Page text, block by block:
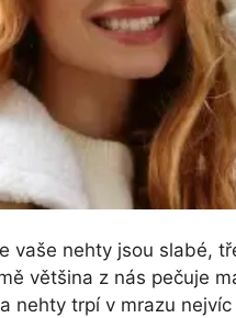
vaše nehty jsou slabé,
většina z nás pečuje
nehty trpí v mrazu